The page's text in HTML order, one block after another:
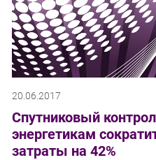
20.06.2017
Спутниковый
энергетикам
затраты на 42%